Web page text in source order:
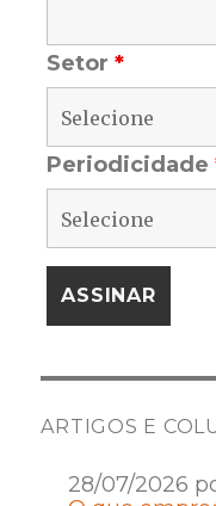
Setor*
Periodicidade
ARTIGOS E
28/07/2026